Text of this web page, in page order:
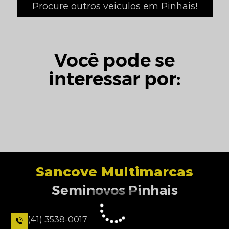
Procure outros veiculos em Pinhais!
Você pode se
interessar por:
Sancove Multimarcas
Seminovos Pinhais
(41) 3538-0017